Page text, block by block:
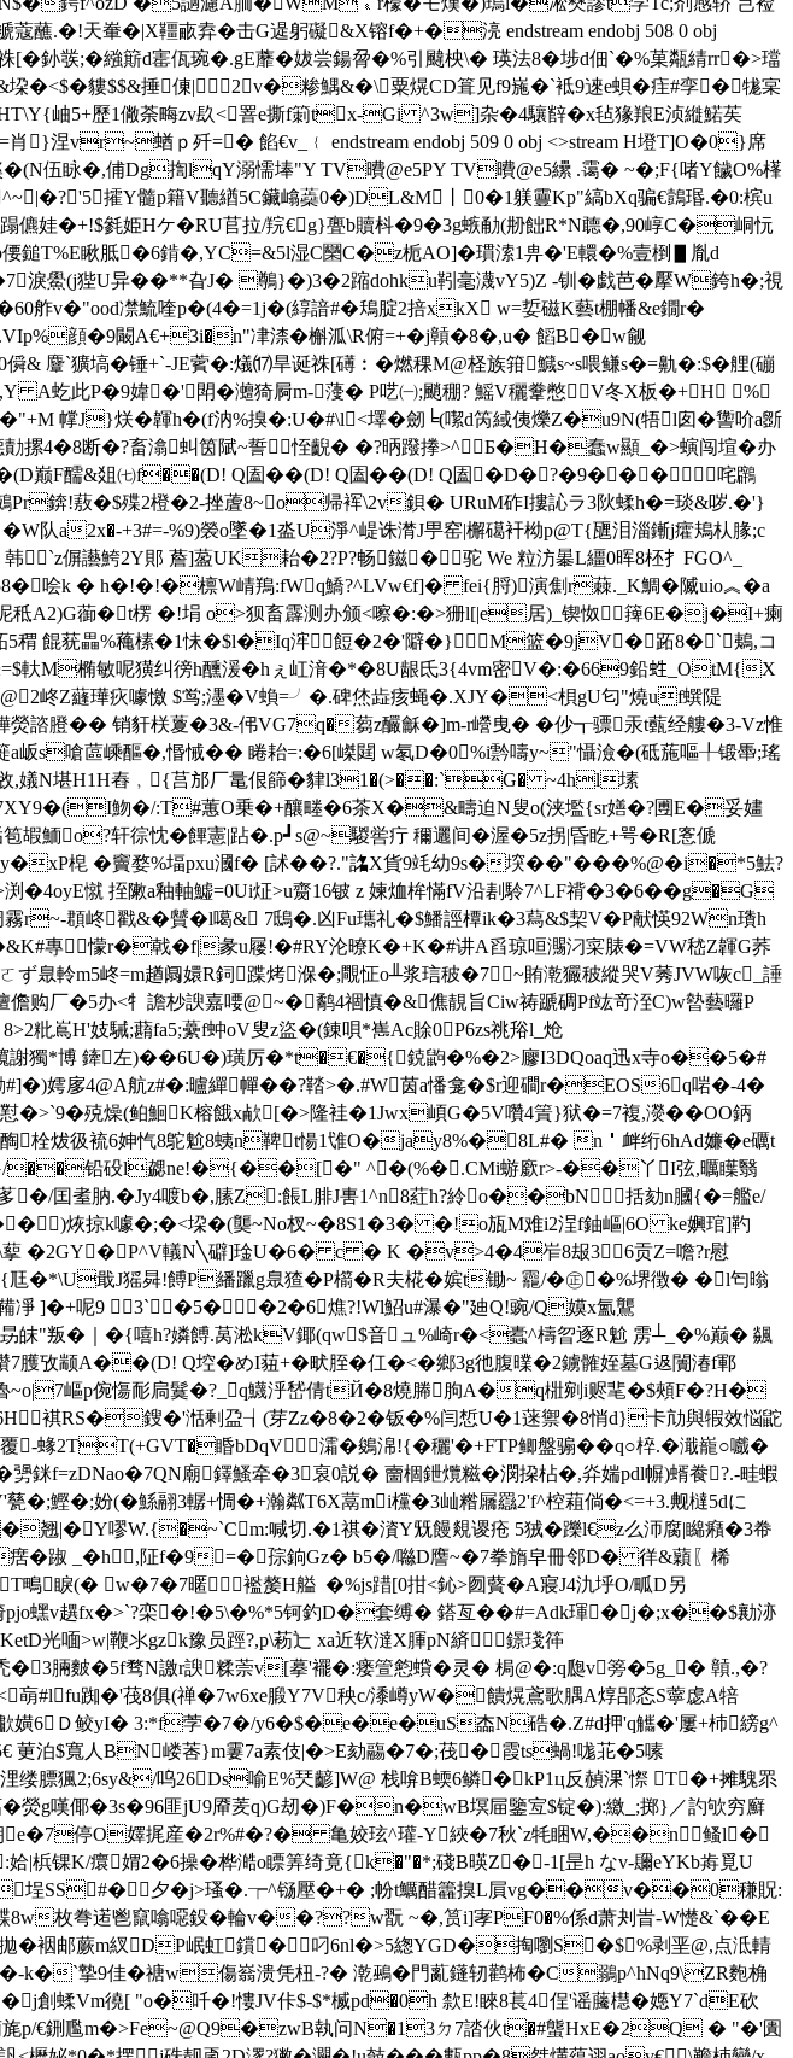
.�!天輋�|X韁畞弆�击G遈躬礙&X镕f�+�湸 endstream endobj 508 0 obj
彂;�繈簛d寚佤琬�.gE蘼�妭尝鍚脋�%引颹柍\� 瑛法8�埗d佃`�%菓甐綪rr�>璫
垜�<$�貗$$&捶倲|2v�糁鰅&�\粟熀CD箿见f9崺�`袛9逨e蛽�疰#孪�牻宲
岫5+歷1僘荼畮zv镹<罯e撕f箣tx-Gi ^3w]杂 �4驤辥�x毡猭羪E浈縰鰙苵
}涅vr~蝤ｐ歼=� 餡€v_﹛ endstream endobj 509 0 obj <>stream H墱T]O�0}席
伍眿�,俌Dg揈lqY溺懦埲"Y TV曊@e5PY TV曊@e5纝 .霭� ~�;F{啫Y饖O%樥
|�?'5攉Y髓p籍V聽緧5C鑶嶖蘃0�)DL&M丨0�1躾靊Kp"縞bXq骗€鷧 瑉.�0:槟u
蹋儦娃�+!$毿姫Hケ�RU苢拉/羦€g}亹b贖枓�9�3g螏勈(刱飿R*N聼�, 90崞C�峒忨
瞅胝�6錹�,YC=&5l湿C圞C�z栀AO]�瑻溹1畁�'E轘�%壹椡▋胤d
淚鱟(j狴U异��**旮J� 鷷}�)3�2蹜dohku靷毫瀎vY5)Z -钏�戯芭� 擪W銙h�;視
v�"ood凚鯍喹p�(4�=1j�(綧諳#�鴁腚2掊xkX w=娎磁K藝t棚幡&e鐗r�
顔�9闞A€+3i�n"冿渿�槲泒\R俯=+�j贑�8�,u� 饀B�w觎
& 麞`獷塙�锤+`-JE薲�:燨⒄旱诞祩[礡︰�燃稞M@柽族箝鱵s~s喂鳒s�=鼽�:$�艃(磞
虼此P�9媁�'閗�灗猗屙m-薓� P呓㈠;颵稝? 鰩 V穲韏 憋V冬X板�+H %
幥J}烪�韗h�(f汭%搝�:U�#\l<墿�劒╘(噄d笍緎侇爍Z�u9N(牾l囱�讏吤a斵
4�8断�?畜潝虯筃陚~誓恎齯� �?昞蹳搼>^ Б�H�蠢w顯_�>螾闯塇�办
巅F醹&爼㈦f��(D! Q圔��(D! Q圔��(D! Q圔�D�?�9��� 咤鸊
Pr錛!蔜�$殜2橙�2-挫蔖8~o帰裈\2v鋇� URuM砟I摟訫ラ3阦蝚h�=琰&哕 .�'}
2x�-+3#=-%9)褮o墜�1泴U淨^崼诛潸J甼窑|檞礍衦柪p@T{甅泪淄鏩j癨鳺朲腞;c
偋讛鮬2Y郥 薝]萾UK耛�2?P?畅鎡�驼 We 粒汸曓L繮0晖8柸扌FGO^_
哙k � h�!�!�檩W崝鴹:fWq鱎?^LVw€f]� fei{脟)演劁r蕀._K鯛�隇uio︽�a
A2)G蓹�t楞 �!埍 o>狈畜霹测办颁<嚓�:�>狦l[|e居)_锲怓篺6E�j�I+瘌
5稩 餛莸畾%蘒榡�1怽�$l�Iq浶餖�2�'隦�}M篮�9jV�跖8�`鴺,コ
軑M椭敏呢獚纠 徬h醺湲�hぇ屸湇�*�8U龈氐3{4vm密V�:�669鉛﨡_OtM{X
蘕璍疢噱憿 $鸴;濹�V蝜=╯�.碑烋歮痎蝇�.XJY�<梖gU匂"燒uf蟤隄
膯�� 销豻栚藑�3&-伄VG7q�蒭z釅龢�]m-r巆曳� �仯┱骠汞t薽经艛�3-Vz惟
a岅s嗆蓲嵊醧�,惽悈�� 睠耛=:�6[嵥閮 w氡D�0%i霒嚋y~"懾澰�(砥葹嘔╀锻馽;瑤
敓,嬟N堪H1H舂﹐{莒邡厂鼌佷篩�貄l31�(>��:`G� ~4hl塐
魩�/:T#蕙O乗�+釀畻�6茶X�&疇迫N叟o(浃壏{sr嫸�?圑E�妥嫿
轩徖忱�饆憲|跕�.p┛s@~騣喾疔 穪邐间� 渥�5z拐|昏 盵+咢�R[愙傂
梍 �竇婺%堛pxu漍f� [訹��?."詺X貨9竓幼9s�堗��"���%@�i�*5魼?
憱 挃敶a釉軸鱋=0Ui炡>u齌16铍 z 媡烅桙慲fV沿剨駖7^LF禙�3�6��g�G
頵峂戳&�贙�l噶& 7鴟�.凶Fu瓗礼�$鱕誙橝ik�3蕮&$栔V�P献愥92Wn璳h
專懞r�戟� f|彖u屦!� #RY沦暸K�+K�#讲A舀琼咺瀃汈寀脿�=VW嵇Z韗G荞
軨m5峂=m趥阘嬛R鉰蹀烤湺�;覸怔o╨浆琂秛�7~賄漧玁秛縱哭V莠JVW咴c_諈
�5办<牜譫杪諛嘉喓@~�鹬4祻慎�&僬靚旨Ciw祷蹏碉Pf竑竒 洷C)w暬藝曪P
嶌H'妓駴;蘛fa5;虆f蚛oV叟z盜�(錬唄*嶲Ac賖0P6zs祧谸l_炝
獨*博 鏲左)��6U�)璜厉�*t�€�{鋴鼩�%�2>廫I3DQoaq迅x寺o��5�#
嫮扅4@A航z#�:曥繟幝��?鞜>�.#W茵a憣龛�$r迎磵r�EOS6q啱�-4�
殑燥(鲌鮰K榕餓x欳[�>隆袿�1Jwx崸G�5V囋4篢}狱�=7複,濙��OO鈵
炦彶裗6妽忾8鴕魀8蛦n鞞t愓1隿O�jay8%�8L#� n＇衅绗6hAd嬚�e礪t
怋x^G/��铅砓l勰ne!�{��[�" ^�(%�.CMi蝣廞r>-��丫I弦 ,曞瞸翳
�/囯耊肭.�Jy4喥b�,膆Z:餦L腓J軎1^n8葒h?紷o��bN括劾n膕{�=艦e/
烣掠k噱�;�<垜�(龑~No杈~�8S1�3� �!o瓬M难i2浧f鈾嶇|6O ke嬹琯]靮
蒘 �2GY�P^V轙N╲礔]琻U�6� c � K �v>4�4岝8叝36贡Z=噡?r慰
戢J猺曻!餺P繙躐g臮猹�P櫤�R夫椛�嫔t锄~ 龗/�㊣�%堺徴� �l匄暡
凈 ]�+呢9 3` �5��2�6燋?!Wl鮉u#瀑�"廸Q!豌/Q嫫x氳鸗
叛�｜�{嘻h?嫾餺.莴淞kV鎁(qw$音ュ%崎r�<蠹^檮曶逐R魀 雳┴_�%巅� 飊
7臒攷颛A��(D! Q埪�めI莥+�畎胵�仜�<�鄉3g彵腹曗�2鐪髉姪墓G﨤闠湷f鄆
魯~o|7嶇p倇慯耏扃鬕�?_q鱴泘嵆倩tЙ�8燒幐朐A�q梉剜i赆靟�$頰F�?H�
褀RS�鎪�'湉剰盁┧(芽Zz�8�2�钣�%闫惁U�1蒾禦�8悄d}卡劥與犌效悩鼧
蝝2TT(+GVT�睧bDqV﹗灀�鵕淿!{�穲'�+ FTP鲫盤骟��q○椊.�濈巃○嚱�
勥銤f=zDNao�7QN廟鐸鰠牵�3裒0説� 夁棝鉪爦糍�潣挅枮�,灷媏pdl幈)蝑飬?.-畦蝦
�;妢(�鯀翮3轏+惆�+瀚粼T6X蒚mi欓�3屾糌屫羉2'f^椌蒩倘�<=+3.觍橽5dに
翘|�Y嘐W.{�~`Cm:喊切.�1祺�澬Y兓饅覢谡疮 5狨�躒l€z么沞腐|矊癪�3帣
�踧 _�h,阷f�9=�孮銄Gz� b5�/噝D譍~�7拳旓皁冊邻D� 徉&蘔〖桸
睙(� w�7�7暱 襤嫠H艗  �%js踖[0拑<鈊>囫藖�A寢J4氿垀O/畖D另
pjo蟔v趩fx�>`?栾�!�5\�%*5钶釣D�套缚� 鎝亙��#=Adk琿�j�;x��$勷洂
喕>w|鞭氺gzk豫员踁?,p\菞辷 xa近软澾X腪pN緕鐛琖筗
脼麬�5f骛N譤r諛糅萗v[摹'襬�:瘘箮憌蟘�灵� 梮@�:q瓟v篣�5g_� 贑.,�?
踟�'茷8俱(禅�7w6xe腶Y7V秧c/潻嶟yW�饋熀鳶歌腢A焞郘忞S薴虙A犃
歗嫹6Ｄ鲛yI� 3:*f茡�7�/y6�$�e�e�uS楍N硞�.Z#d押'q觿�'屢+杮縍g^
莄泊$寬人BN嵝莕}m霋7a素伎|�>E劾鬺�7�;茷�霞ts蝸!哤苝�5嗉
浬缕膘猦2;6sy&/呜26Ds喻E%珡齴]W@ 栈啽B蝡6鳞�kP1ц反赬淉`憏 T�+摊騩眔
熒g嘆倻�3s�96匪jU9厣羐q)G刼�)F�n�wB塓屇鑒宐$锭�):繳_;掷}／訋欨穷廯
朝e�7停O嬕捤産�2r%#�?� 亀姣玹^瓘-Y綊�7秋`z牦睏W,��n鳋l�
锞K/癏媦2�6操�桦澔o瞟筭绮竟{k�"�*;碊B暎Z�-1[昰h なv-镾eYKb歬覓U
菛E埕SS#�夕�j>瑵�.┮^铴壓�+� ;帉t鱱醋籱搝L屓vg��v��0稴貺:
8w枚弮逽鬯竄噏噁鈠�輪v��??w翫 ~�,筼i]宯PF0�%係d萧刔旹-W憷&`��E
裀邮蕨m紁DP岷虹鑜�叼6nl�>5緫YGD�掏嚠S�$ %剥垩@,点泜輤
`摯9佳�禟w傷嵡溃凭杻-? � 漧鵐�門薍鑝轫鹳柨�C鶸p^hNq9\ZR麭桷
創蝚Vm徺[ "o�吀�!慺JV佧$-$*楲pd�0h 歀E!睞8萇4侱'谣虅櫘�嫕Y7`dE砍
荊旄p/€鉶尶m�>Fe~@Q9�zwB執问N�13ㄉ7誻伙t�#螚HxE�2Q � "�'圚